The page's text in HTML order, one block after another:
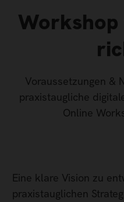
Workshop
Voraussetzungen &
praxistaugliche
Online
Eine klare Vision zu
praxistauglichen